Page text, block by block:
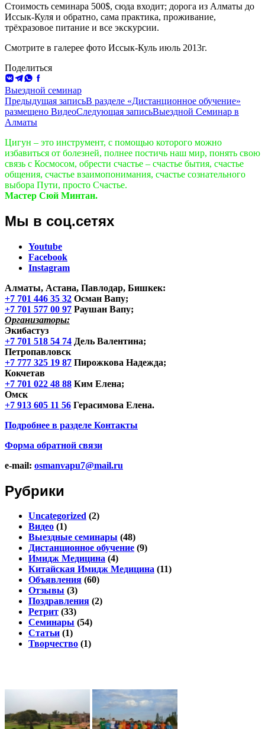
Стоимость семинара 500$, сюда входит; дорога из Алматы до
Иссык-Куля и обратно, сама практика, проживание,
трёхразовое питание и все экскурсии.
Смотрите в галерее фото Иссык-Куль июль 2013г.
Поделиться
ВКонтакте
Telegram
WhatsApp
Facebook
Выездной семинар
Навигация
по
записям
Предыдущая записьВ разделе «Дистанционное обучение»
размещено ВидеоСледующая записьВыездной Семинар в
Алматы
Цигун – это инструмент, с помощью которого можно
избавиться от болезней, полнее постичь наш мир, понять свою
связь с Космосом, обрести счастье – счастье бытия, счастье
общения, счастье взаимопонимания, счастье сознательного
выбора Пути, просто Счастье.
Мастер Сюй Минтан.
Мы в соц.сетях
Youtube
Facebook
Instagram
Алматы, Астана, Павлодар, Бишкек:
+7 701 446 35 32 Осман Вапу;
+7 701 577 00 97 Раушан Вапу;
Организаторы:
Экибастуз
+7 701 518 54 74 Дель Валентина;
Петропавловск
+7 777 325 19 87 Пирожкова Надежда;
Кокчетав
+7 701 022 48 88 Ким Елена;
Омск
+7 913 605 11 56 Герасимова Елена.
Подробнее в разделе Контакты
Форма обратной связи
e-mail: osmanvapu7@mail.ru
Рубрики
Uncategorized (2)
Видео (1)
Выездные семинары (48)
Дистанционное обучение (9)
Имидж Медицина (4)
Китайская Имидж Медицина (11)
Объявления (60)
Отзывы (3)
Поздравления (2)
Ретрит (33)
Семинары (54)
Статьи (1)
Творчество (1)